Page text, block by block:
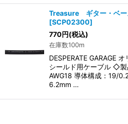
Treasure ギター・ベー
[SCP02300]
770円(税込)
在庫数100m
DESPERATE GARAGE
シールド用ケーブル ◇製
AWG18 導体構成：19/
6.2mm …